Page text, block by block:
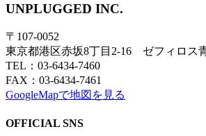
UNPLUGGED INC.
〒107-0052
東京都港区赤坂8丁目2-16 ゼフィロス
TEL：03-6434-7460
FAX：03-6434-7461
GoogleMapで地図を見る
OFFICIAL SNS